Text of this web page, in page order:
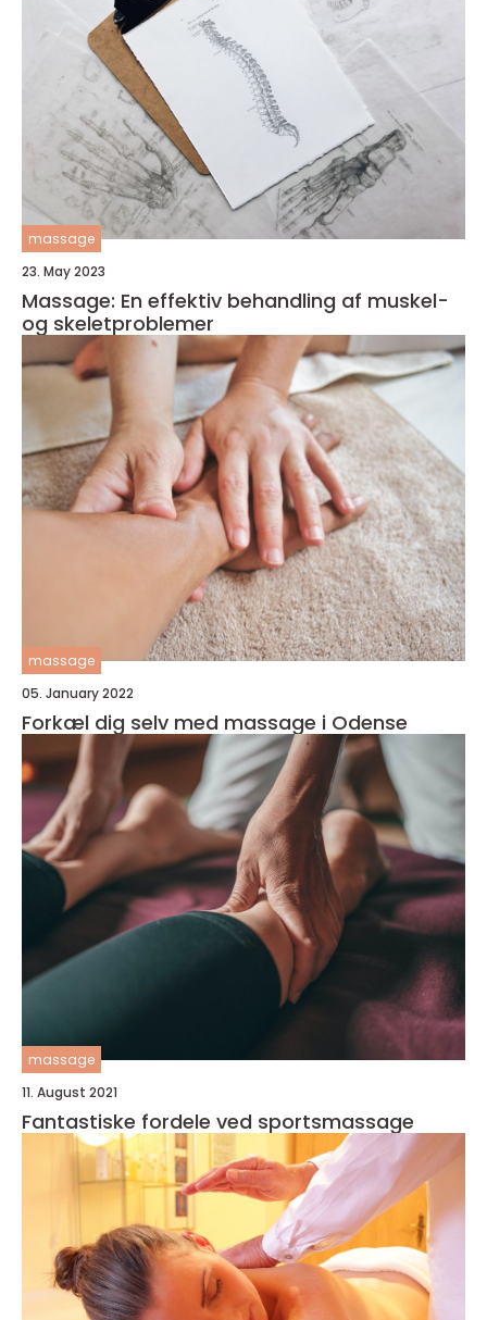
massage
23. May 2023
Massage: En effektiv behandling af muskel-
og skeletproblemer
massage
05. January 2022
Forkæl dig selv med massage i Odense
massage
11. August 2021
Fantastiske fordele ved sportsmassage